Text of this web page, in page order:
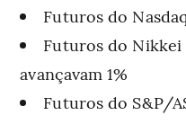
Futuros do
Futuros do Nikkei
avançavam 1%
Futuros do S&P/